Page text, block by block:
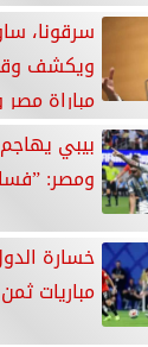
سرقونا،
ويكشف
مباراة مصر
بيبي يهاجم
ومصر:
خسارة
مباريات